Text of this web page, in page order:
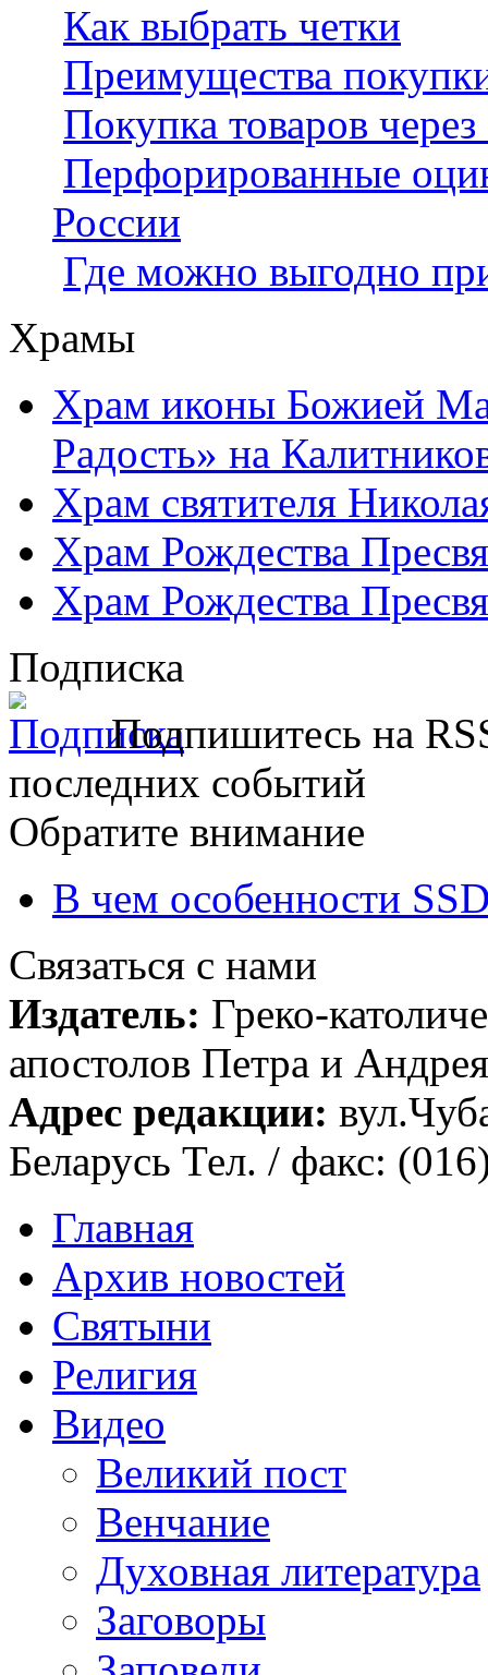
Как выбрать четки
Преимущества
Покупка товаров
Перфорированные
России
Где можно выгодно
Храмы
Храм иконы Божией
Радость» на
Храм святителя
Храм Рождества
Храм Рождества
Подписка
Подпишитесь на
последних событий
Обратите внимание
В чем особенности
Связаться с нами
Издатель: Греко-
апостолов Петра и
Адрес редакции:
Беларусь Тел. / факс:
Главная
Архив новостей
Святыни
Религия
Видео
Великий пост
Венчание
Духовная литература
Заговоры